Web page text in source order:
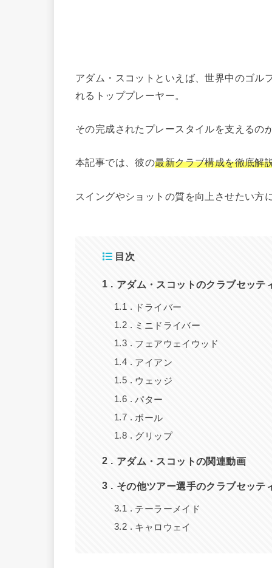
アダム・スコットといえば、世界中のゴル
れるトッププレーヤー。
その完成されたプレースタイルを支えるの
本記事では、彼の最新クラブ構成を徹底解
スイングやショットの質を向上させたい
目次
1 アダム・スコットのクラブセッテ
1.1 ドライバー
1.2 ミニドライバー
1.3 フェアウェイウッド
1.4 アイアン
1.5 ウェッジ
1.6 パター
1.7 ボール
1.8 グリップ
2 アダム・スコットの関連動画
3 その他ツアー選手のクラブセッテ
3.1 テーラーメイド
3.2 キャロウェイ